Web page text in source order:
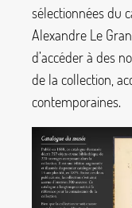
sélectionnées du
Alexandre Le
d’accéder à des
de la collection,
contemporaines.